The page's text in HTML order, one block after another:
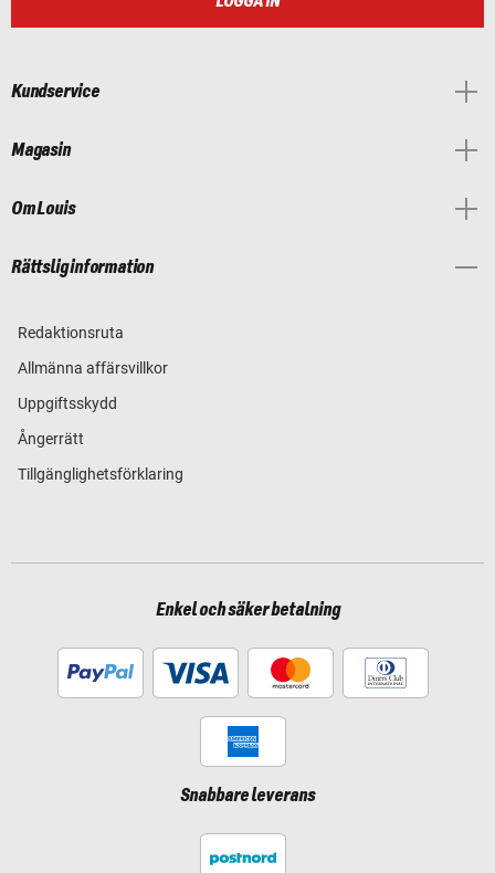
Kundservice
Magasin
Om Louis
Rättslig information
Redaktionsruta
Allmänna affärsvillkor
Uppgiftsskydd
Ångerrätt
Tillgänglighetsförklaring
Enkel och säker betalning
Snabbare leverans